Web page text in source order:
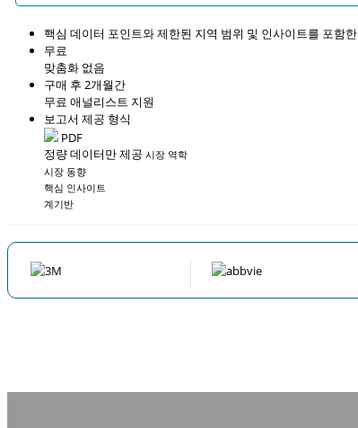
핵심 데이터 포인트와 제한된 지역 범위 및 인사이트를 포함
무료
맞춤화 없음
구매 후 2개월간
무료 애널리스트 지원
보고서 제공 형식
PDF
정량 데이터만 제공 시장 역학
시장 동향
핵심 인사이트
계기반